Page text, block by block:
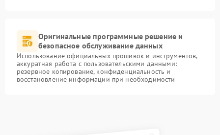
Оригинальные программные решение и
безопасное обслуживание данных
Использование официальных прошивок и инструментов,
аккуратная работа с пользовательскими данными:
резервное копирование, конфиденциальность и
восстановление информации при необходимости